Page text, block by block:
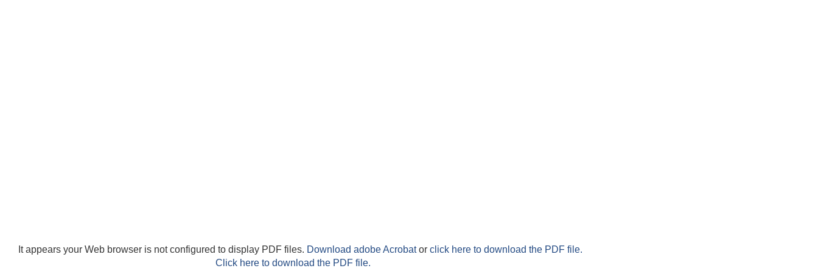
It appears your Web browser is not configured to display PDF files. Download adobe Acrobator click here to download the PDF file.
Click here to download the PDF file.